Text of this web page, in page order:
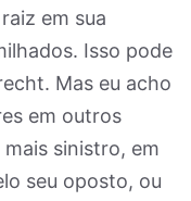
em sua
Isso pode
Mas eu acho
em outros
sinistro, em
seu oposto, ou